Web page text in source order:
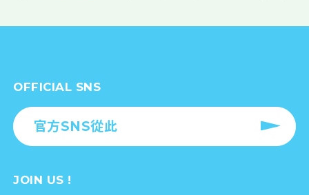
OFFICIAL SNS
官方SNS從此
JOIN US !